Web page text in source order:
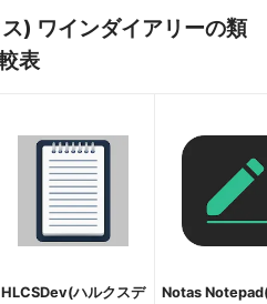
) ワインダイアリーの類
表
HLCSDev(ハルクスデ
Notas